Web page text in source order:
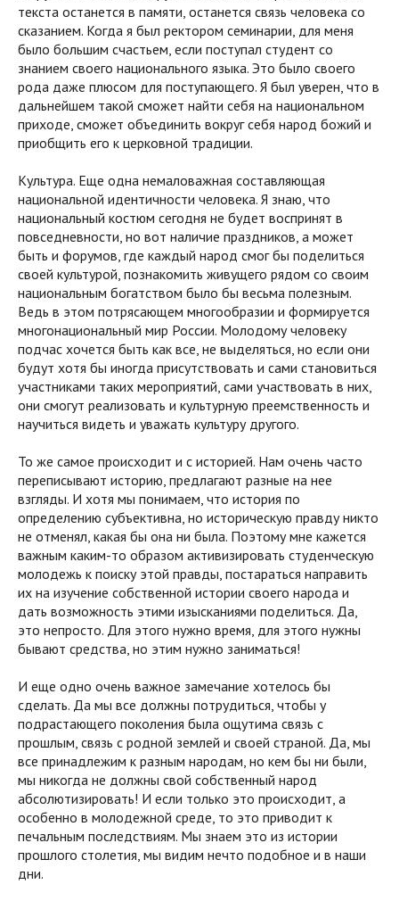
текста останется в памяти, останется связь человека со
сказанием. Когда я был ректором семинарии, для меня
было большим счастьем, если поступал студент со
знанием своего национального языка. Это было своего
рода даже плюсом для поступающего. Я был уверен, что в
дальнейшем такой сможет найти себя на национальном
приходе, сможет объединить вокруг себя народ божий и
приобщить его к церковной традиции.
Культура. Еще одна немаловажная составляющая
национальной идентичности человека. Я знаю, что
национальный костюм сегодня не будет воспринят в
повседневности, но вот наличие праздников, а может
быть и форумов, где каждый народ смог бы поделиться
своей культурой, познакомить живущего рядом со своим
национальным богатством было бы весьма полезным.
Ведь в этом потрясающем многообразии и формируется
многонациональный мир России. Молодому человеку
подчас хочется быть как все, не выделяться, но если они
будут хотя бы иногда присутствовать и сами становиться
участниками таких мероприятий, сами участвовать в них,
они смогут реализовать и культурную преемственность и
научиться видеть и уважать культуру другого.
То же самое происходит и с историей. Нам очень часто
переписывают историю, предлагают разные на нее
взгляды. И хотя мы понимаем, что история по
определению субъективна, но историческую правду никто
не отменял, какая бы она ни была. Поэтому мне кажется
важным каким-то образом активизировать студенческую
молодежь к поиску этой правды, постараться направить
их на изучение собственной истории своего народа и
дать возможность этими изысканиями поделиться. Да,
это непросто. Для этого нужно время, для этого нужны
бывают средства, но этим нужно заниматься!
И еще одно очень важное замечание хотелось бы
сделать. Да мы все должны потрудиться, чтобы у
подрастающего поколения была ощутима связь с
прошлым, связь с родной землей и своей страной. Да, мы
все принадлежим к разным народам, но кем бы ни были,
мы никогда не должны свой собственный народ
абсолютизировать! И если только это происходит, а
особенно в молодежной среде, то это приводит к
печальным последствиям. Мы знаем это из истории
прошлого столетия, мы видим нечто подобное и в наши
дни.